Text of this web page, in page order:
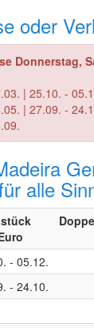
oder
Donnerstag,
| 25.10. -
| 27.09. -
alle
- 05.12.
- 24.10.